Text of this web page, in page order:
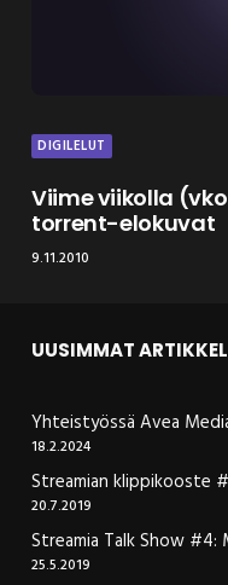
DIGILELUT
Viime viikolla
torrent-elokuvat
9.11.2010
UUSIMMAT
Yhteistyössä Avea
18.2.2024
Streamian klippikooste
20.7.2019
Streamia Talk Show
25.5.2019